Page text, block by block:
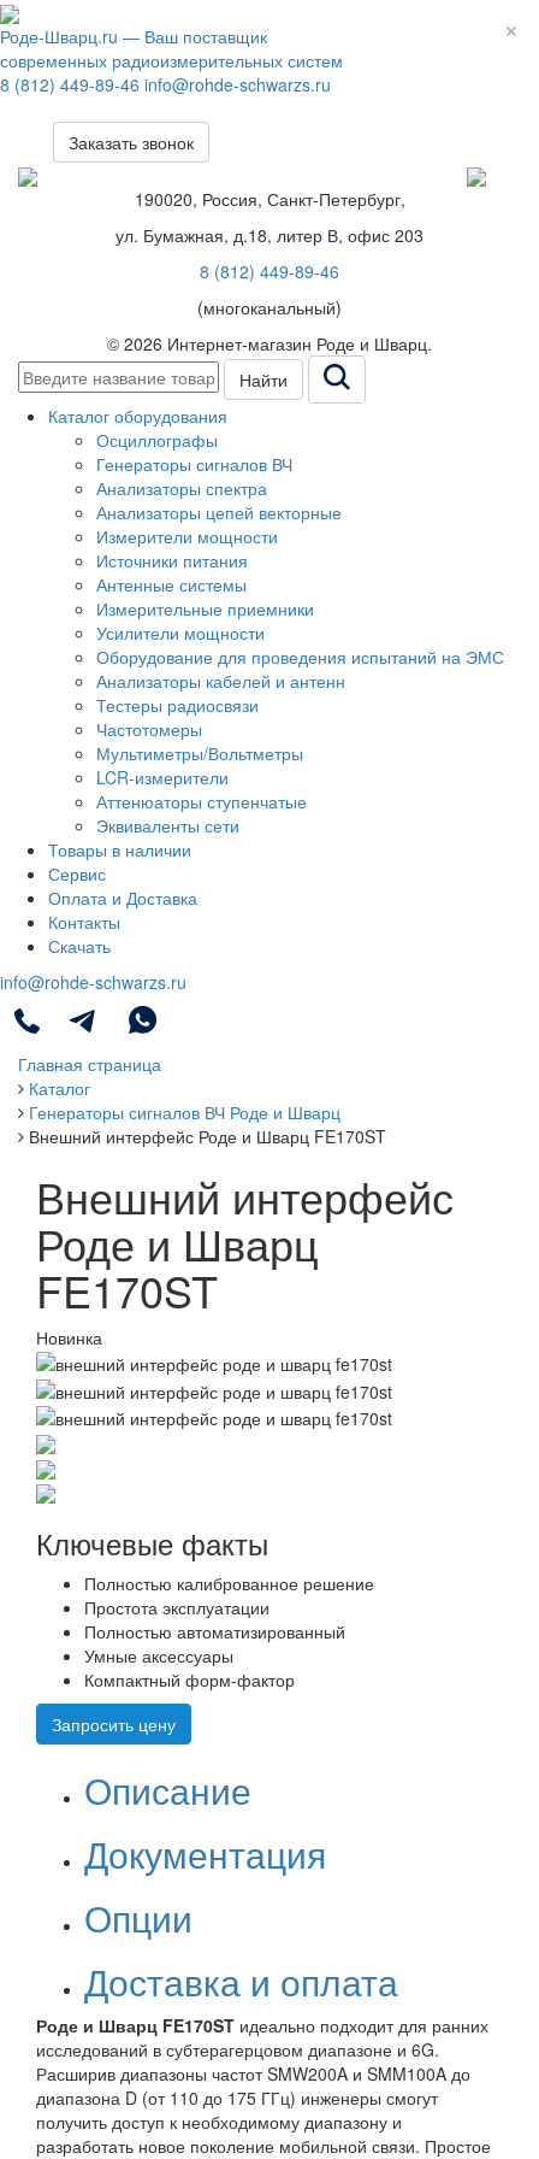
Роде-Шварц.ru — Ваш поставщик
современных радиоизмерительных систем
8 (812) 449-89-46 info@rohde-schwarzs.ru
Заказать звонок
190020, Россия, Санкт-Петербург,
ул. Бумажная, д.18, литер В, офис 203
8 (812) 449-89-46
(многоканальный)
© 2026 Интернет-магазин Роде и Шварц.
Найти
Каталог оборудования
Осциллографы
Генераторы сигналов ВЧ
Анализаторы спектра
Анализаторы цепей векторные
Измерители мощности
Источники питания
Антенные системы
Измерительные приемники
Усилители мощности
Оборудование для проведения испытаний на ЭМС
Анализаторы кабелей и антенн
Тестеры радиосвязи
Частотомеры
Мультиметры/Вольтметры
LCR-измерители
Аттенюаторы ступенчатые
Эквиваленты сети
Товары в наличии
Сервис
Оплата и Доставка
Контакты
Скачать
info@rohde-schwarzs.ru
Главная страница
Каталог
Генераторы сигналов ВЧ Роде и Шварц
Внешний интерфейс Роде и Шварц FE170ST
Внешний интерфейс
Роде и Шварц
FE170ST
Новинка
Ключевые факты
Полностью калиброванное решение
Простота эксплуатации
Полностью автоматизированный
Умные аксессуары
Компактный форм-фактор
Запросить цену
Описание
Документация
Опции
Доставка и оплата
Роде и Шварц FE170ST идеально подходит для ранних
исследований в субтерагерцовом диапазоне и 6G.
Расширив диапазоны частот SMW200A и SMM100A до
диапазона D (от 110 до 175 ГГц) инженеры смогут
получить доступ к необходимому диапазону и
разработать новое поколение мобильной связи. Простое